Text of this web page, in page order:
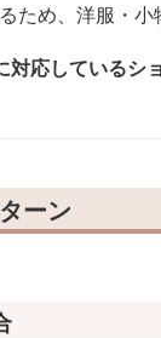
め、洋服・小
応しているシ
ーン